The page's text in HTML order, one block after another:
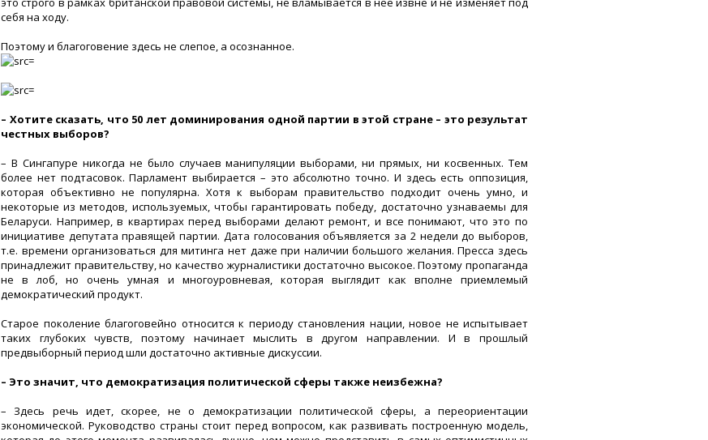
себя на ходу.
Поэтому и благоговение здесь не слепое, а осознанное.
– Хотите сказать, что 50 лет доминирования одной партии в этой стране – это результат
честных выборов?
– В Сингапуре никогда не было случаев манипуляции выборами, ни прямых, ни косвенных. Тем
более нет подтасовок. Парламент выбирается – это абсолютно точно. И здесь есть оппозиция,
которая объективно не популярна. Хотя к выборам правительство подходит очень умно, и
некоторые из методов, используемых, чтобы гарантировать победу, достаточно узнаваемы для
Беларуси. Например, в квартирах перед выборами делают ремонт, и все понимают, что это по
инициативе депутата правящей партии. Дата голосования объявляется за 2 недели до выборов,
т.е. времени организоваться для митинга нет даже при наличии большого желания. Пресса здесь
принадлежит правительству, но качество журналистики достаточно высокое. Поэтому пропаганда
не в лоб, но очень умная и многоуровневая, которая выглядит как вполне приемлемый
демократический продукт.
Старое поколение благоговейно относится к периоду становления нации, новое не испытывает
таких глубоких чувств, поэтому начинает мыслить в другом направлении. И в прошлый
предвыборный период шли достаточно активные дискуссии.
– Это значит, что демократизация политической сферы также неизбежна?
– Здесь речь идет, скорее, не о демократизации политической сферы, а переориентации
экономической. Руководство страны стоит перед вопросом, как развивать построенную модель,